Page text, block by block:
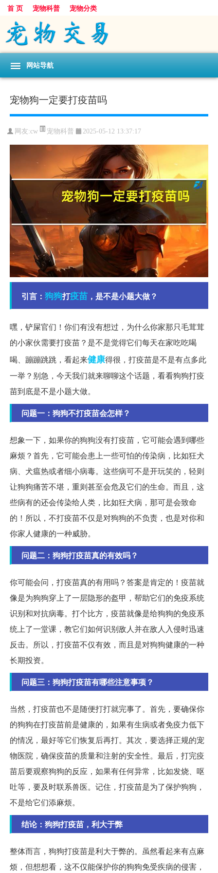
首 页 宠物科普 宠物分类
网站导航
宠物狗一定要打疫苗吗
网友:cw 宠物科普 2025-05-12 13:37:17
引言： 狗狗打疫苗 ，是不是小题大做？
嘿，铲屎官们！你们有没有想过，为什么你家那只毛茸茸
的小家伙需要打疫苗？是不是觉得它们每天在家吃吃喝
喝、蹦蹦跳跳，看起来健康得很，打疫苗是不是有点多此
一举？别急，今天我们就来聊聊这个话题，看看狗狗打疫
苗到底是不是小题大做。
问题一：狗狗不打疫苗会怎样？
想象一下，如果你的狗狗没有打疫苗，它可能会遇到哪些
麻烦？首先，它可能会患上一些可怕的传染病，比如狂犬
病、犬瘟热或者细小病毒。这些病可不是开玩笑的，轻则
让狗狗痛苦不堪，重则甚至会危及它们的生命。而且，这
些病有的还会传染给人类，比如狂犬病，那可是会致命
的！所以，不打疫苗不仅是对狗狗的不负责，也是对你和
你家人健康的一种威胁。
问题二：狗狗打疫苗真的有效吗？
你可能会问，打疫苗真的有用吗？答案是肯定的！疫苗就
像是为狗狗穿上了一层隐形的盔甲，帮助它们的免疫系统
识别和对抗病毒。打个比方，疫苗就像是给狗狗的免疫系
统上了一堂课，教它们如何识别敌人并在敌人入侵时迅速
反击。所以，打疫苗不仅有效，而且是对狗狗健康的一种
长期投资。
问题三：狗狗打疫苗有哪些注意事项？
当然，打疫苗也不是随便打打就完事了。首先，要确保你
的狗狗在打疫苗前是健康的，如果有生病或者免疫力低下
的情况，最好等它们恢复后再打。其次，要选择正规的宠
物医院，确保疫苗的质量和注射的安全性。最后，打完疫
苗后要观察狗狗的反应，如果有任何异常，比如发烧、呕
吐等，要及时联系兽医。记住，打疫苗是为了保护狗狗，
不是给它们添麻烦。
结论：狗狗打疫苗，利大于弊
整体而言，狗狗打疫苗是利大于弊的。虽然看起来有点麻
烦，但想想看，这不仅能保护你的狗狗免受疾病的侵害，